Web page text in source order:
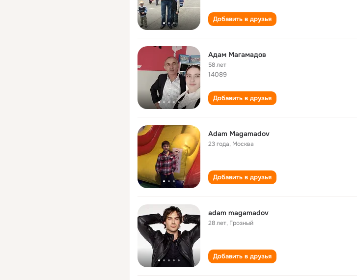
Добавить в друзья
Адам Магамадов
58 лет
14089
Добавить в друзья
Adam Magamadov
23 года, Москва
Добавить в друзья
adam magamadov
28 лет, Грозный
Добавить в друзья